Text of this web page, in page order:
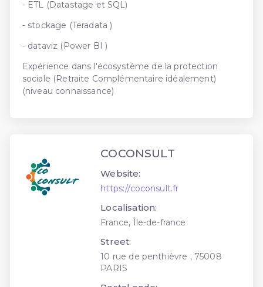
- ETL (Datastage et SQL)
- stockage (Teradata )
- dataviz (Power BI )
Expérience dans l'écosystème de la protection
sociale (Retraite Complémentaire idéalement)
(niveau connaissance)
COCONSULT
Website:
https://coconsult.fr
Localisation:
France, Île-de-france
Street:
10 rue de penthièvre , 75008
PARIS